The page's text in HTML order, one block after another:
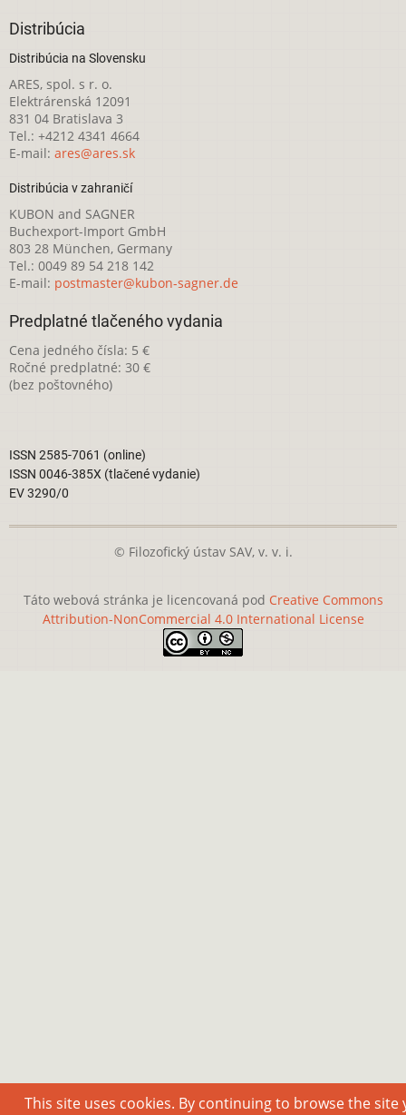
Distribúcia
Distribúcia na Slovensku
ARES, spol. s r. o.
Elektrárenská 12091
831 04 Bratislava 3
Tel.: +4212 4341 4664
E-mail: ares@ares.sk
Distribúcia v zahraničí
KUBON and SAGNER
Buchexport-Import GmbH
803 28 München, Germany
Tel.: 0049 89 54 218 142
E-mail: postmaster@kubon-sagner.de
Predplatné tlačeného vydania
Cena jedného čísla: 5 €
Ročné predplatné: 30 €
(bez poštovného)
ISSN 2585-7061 (online)
ISSN 0046-385X (tlačené vydanie)
EV 3290/0
© Filozofický ústav SAV, v. v. i.
Táto webová stránka je licencovaná pod Creative Commons
Attribution-NonCommercial 4.0 International License
This site uses cookies. By continuing to browse the site